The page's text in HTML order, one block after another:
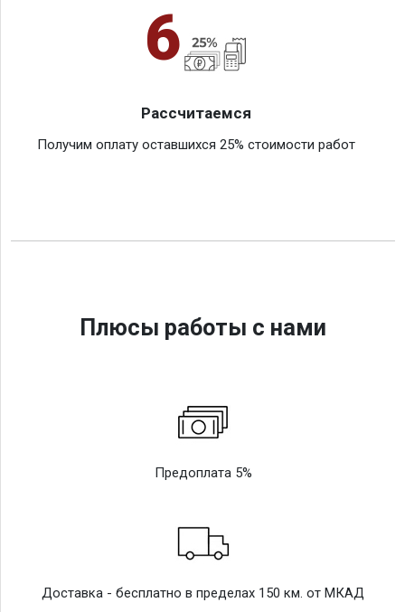
6
Рассчитаемся
Получим оплату оставшихся 25% стоимости работ
Плюсы работы с нами
Предоплата 5%
Доставка - бесплатно в пределах 150 км. от МКАД